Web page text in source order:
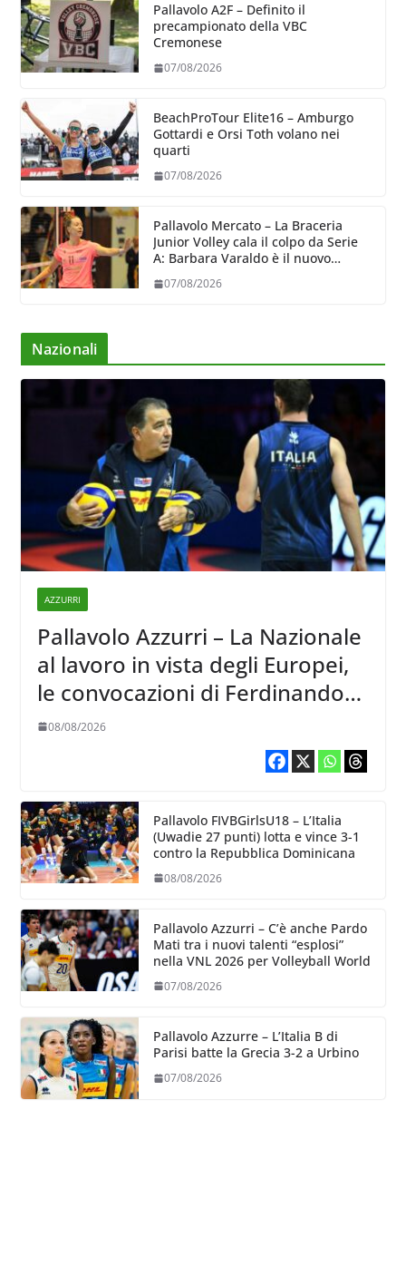
Pallavolo A2F – Definito il
precampionato della VBC
Cremonese
07/08/2026
BeachProTour Elite16 – Amburgo
Gottardi e Orsi Toth volano nei
quarti
07/08/2026
Pallavolo Mercato – La Braceria
Junior Volley cala il colpo da Serie
A: Barbara Varaldo è il nuovo
07/08/2026
Nazionali
AZZURRI
Pallavolo Azzurri – La Nazionale
al lavoro in vista degli Europei,
le convocazioni di Ferdinando
De Giorgi
08/08/2026
Pallavolo FIVBGirlsU18 – L’Italia
(Uwadie 27 punti) lotta e vince 3-1
contro la Repubblica Dominicana
08/08/2026
Pallavolo Azzurri – C’è anche Pardo
Mati tra i nuovi talenti “esplosi”
nella VNL 2026 per Volleyball World
07/08/2026
Pallavolo Azzurre – L’Italia B di
Parisi batte la Grecia 3-2 a Urbino
07/08/2026